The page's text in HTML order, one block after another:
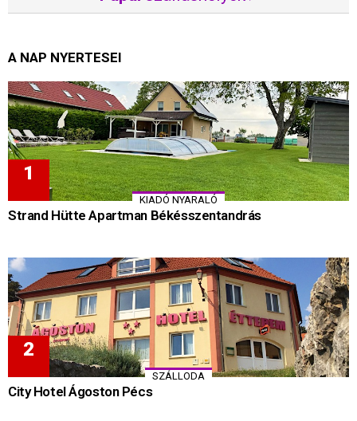
A NAP NYERTESEI
KIADÓ NYARALÓ
Strand Hütte Apartman Békésszentandrás
SZÁLLODA
City Hotel Ágoston Pécs